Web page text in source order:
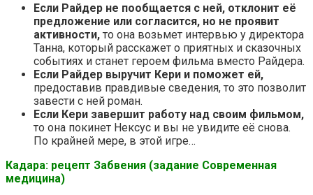
Если Райдер не пообщается с ней, отклонит её
предложение или согласится, но не проявит
активности, то она возьмет интервью у директора
Танна, который расскажет о приятных и сказочных
событиях и станет героем фильма вместо Райдера.
Если Райдер выручит Кери и поможет ей,
предоставив правдивые сведения, то это позволит
завести с ней роман.
Если Кери завершит работу над своим фильмом,
то она покинет Нексус и вы не увидите её снова.
По крайней мере, в этой игре…
Кадара: рецепт Забвения (задание Современная
медицина)